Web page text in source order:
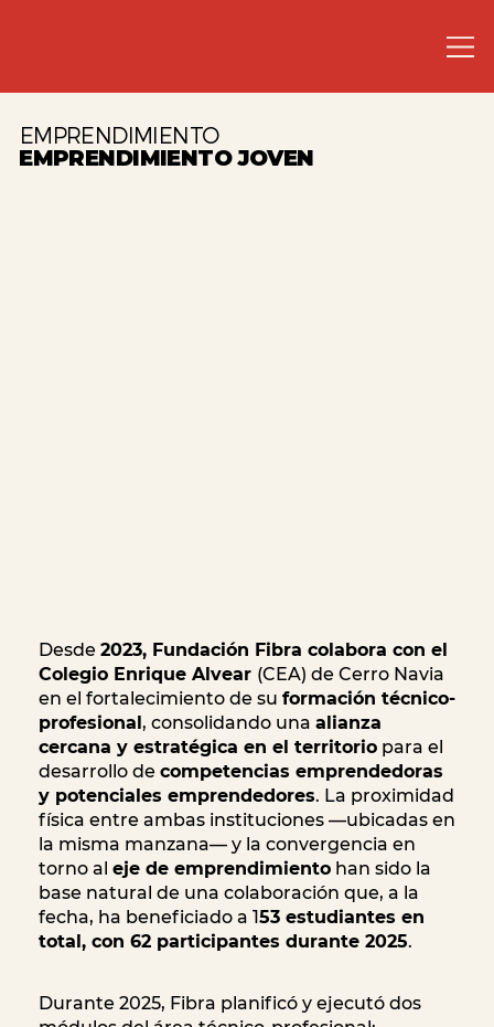
EMPRENDIMIENTO
EMPRENDIMIENTO JOVEN
Desde 2023, Fundación Fibra colabora con el
Colegio Enrique Alvear (CEA) de Cerro Navia
en el fortalecimiento de su formación técnico-
profesional , consolidando una alianza
cercana y estratégica en el territorio para el
desarrollo de competencias emprendedoras
y potenciales emprendedores. La proximidad
física entre ambas instituciones —ubicadas en
la misma manzana— y la convergencia en
torno al eje de emprendimiento han sido la
base natural de una colaboración que, a la
fecha, ha beneficiado a 153 estudiantes en
total, con 62 participantes durante 2025.
Durante 2025, Fibra planificó y ejecutó dos